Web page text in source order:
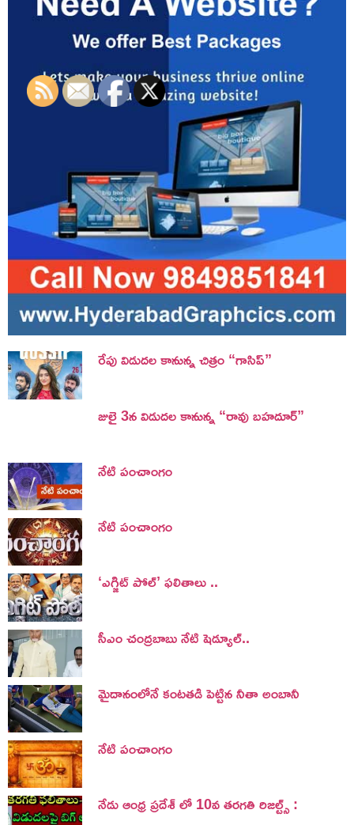
రేపు విడుదల కానున్న చిత్రం “గాసిప్”
జులై 3న విడుదల కానున్న “రావు బహదూర్”
నేటి పంచాంగం
నేటి పంచాంగం
‘ఎగ్జిట్ పోల్’ ఫలితాలు ..
సీఎం చంద్రబాబు నేటి షెడ్యూల్..
మైదానంలోనే కంటతడి పెట్టిన నీతా అంబానీ
నేటి పంచాంగం
నేడు ఆంధ్ర ప్రదేశ్ లో 10వ తరగతి రిజల్ట్స్ :